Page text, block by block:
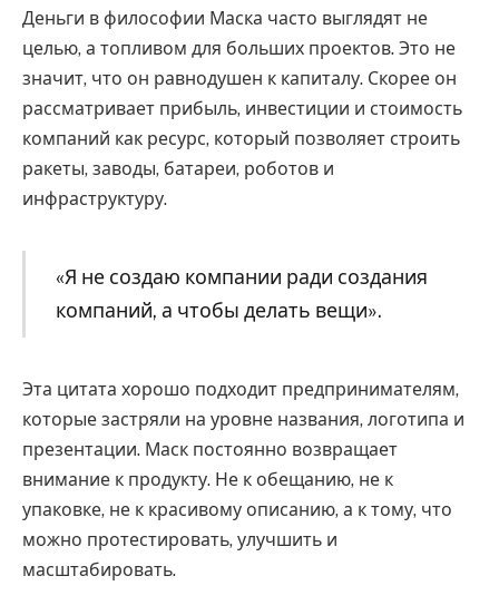
Деньги в философии Маска часто выглядят не
целью, а топливом для больших проектов. Это не
значит, что он равнодушен к капиталу. Скорее он
рассматривает прибыль, инвестиции и стоимость
компаний как ресурс, который позволяет строить
ракеты, заводы, батареи, роботов и
инфраструктуру.
«Я не создаю компании ради создания
компаний, а чтобы делать вещи».
Эта цитата хорошо подходит предпринимателям,
которые застряли на уровне названия, логотипа и
презентации. Маск постоянно возвращает
внимание к продукту. Не к обещанию, не к
упаковке, не к красивому описанию, а к тому, что
можно протестировать, улучшить и
масштабировать.